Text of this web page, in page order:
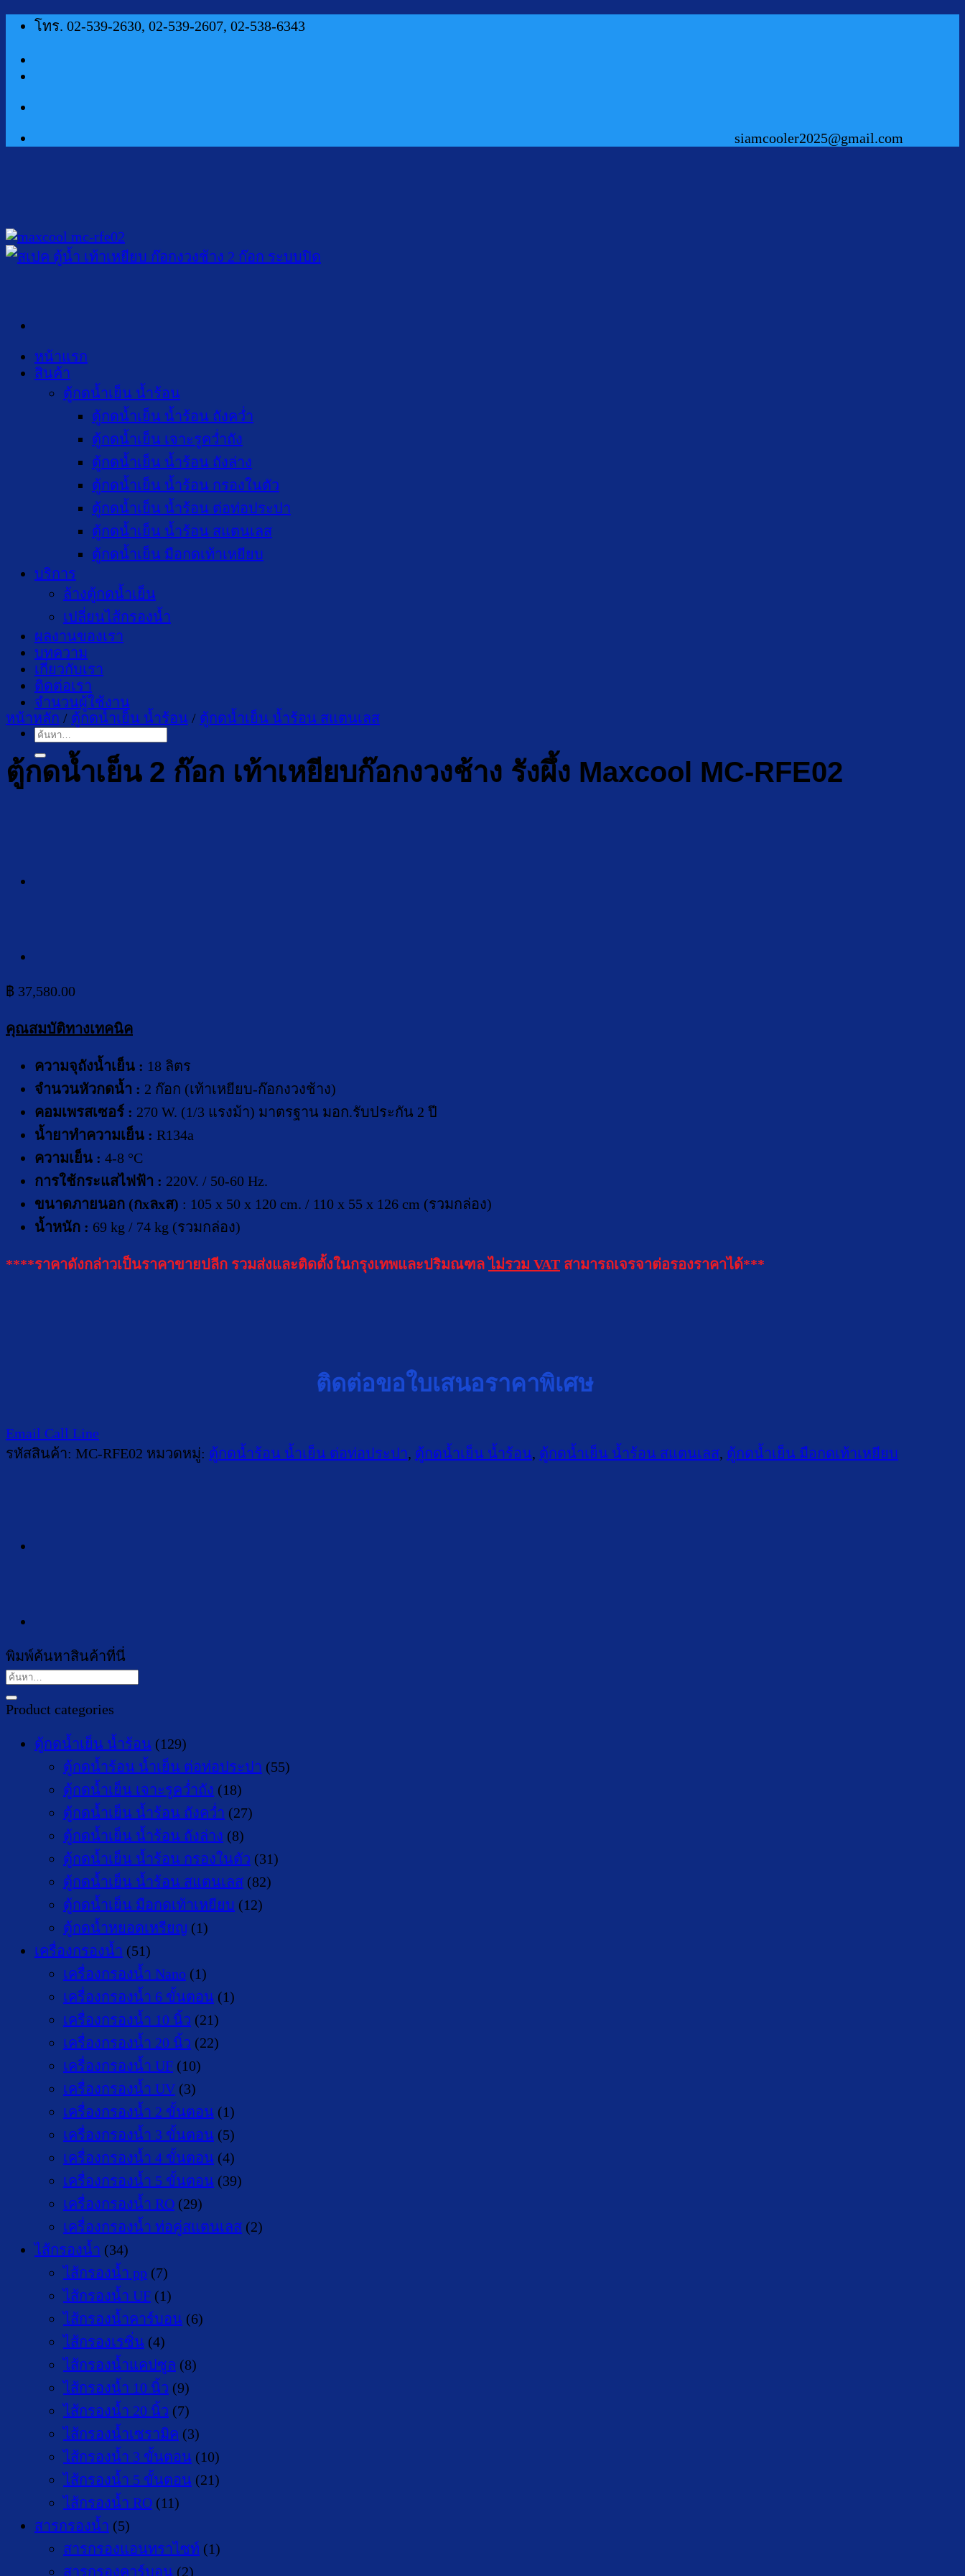
ข้าม โทร. 02-539-2630, 02-539-2607, 02-538-6343
siamcooler2025@gmail.com
หน้าแรก
สินค้า
ตู้กดน้ำเย็น น้ำร้อน
ตู้กดน้ำเย็น น้ำร้อน ถังคว่ำ
ตู้กดน้ำเย็น เจาะรูคว่ำถัง
ตู้กดน้ำเย็น น้ำร้อน ถังล่าง
ตู้กดน้ำเย็น น้ำร้อน กรองในตัว
ตู้กดน้ำเย็น น้ำร้อน ต่อท่อประปา
ตู้กดน้ำเย็น น้ำร้อน สแตนเลส
ตู้กดน้ำเย็น มือกดเท้าเหยียบ
บริการ
ล้างตู้กดน้ำเย็น
เปลี่ยนไส้กรองน้ำ
ผลงานของเรา
บทความ
เกี่ยวกับเรา
ติดต่อเรา
จำนวนผู้ใช้งาน
ค้นหา:
หน้าหลัก / ตู้กดน้ำเย็น น้ำร้อน / ตู้กดน้ำเย็น น้ำร้อน สแตนเลส
ตู้กดน้ำเย็น 2 ก๊อก เท้าเหยียบก๊อกงวงช้าง รังผึ้ง Maxcool MC-RFE02
฿ 37,580.00
คุณสมบัติทางเทคนิค
ความจุถังน้ำเย็น : 18 ลิตร
จำนวนหัวกดน้ำ : 2 ก๊อก (เท้าเหยียบ-ก๊อกงวงช้าง)
คอมเพรสเซอร์ : 270 W. (1/3 แรงม้า) มาตรฐาน มอก.รับประกัน 2 ปี
น้ำยาทำความเย็น : R134a
ความเย็น : 4-8 °C
การใช้กระแสไฟฟ้า : 220V. / 50-60 Hz.
ขนาดภายนอก (กxลxส) : 105 x 50 x 120 cm. / 110 x 55 x 126 cm (รวมกล่อง)
น้ำหนัก : 69 kg / 74 kg (รวมกล่อง)
****ราคาดังกล่าวเป็นราคาขายปลีก รวมส่งและติดตั้งในกรุงเทพและปริมณฑลไม่รวม VAT สามารถเจรจาต่อรองราคาได้***
ติดต่อขอใบเสนอราคาพิเศษ
Email Call Line
รหัสสินค้า: MC-RFE02 หมวดหมู่: ตู้กดน้ำร้อน น้ำเย็น ต่อท่อประปา, ตู้กดน้ำเย็น น้ำร้อน, ตู้กดน้ำเย็น น้ำร้อน สแตนเลส, ตู้กดน้ำเย็น มือกดเท้าเหยียบ
พิมพ์ค้นหาสินค้าที่นี่
ค้นหา:
Product categories
ตู้กดน้ำเย็น น้ำร้อน (129)
ตู้กดน้ำร้อน น้ำเย็น ต่อท่อประปา (55)
ตู้กดน้ำเย็น เจาะรูคว่ำถัง (18)
ตู้กดน้ำเย็น น้ำร้อน ถังคว่ำ (27)
ตู้กดน้ำเย็น น้ำร้อน ถังล่าง (8)
ตู้กดน้ำเย็น น้ำร้อน กรองในตัว (31)
ตู้กดน้ำเย็น น้ำร้อน สแตนเลส (82)
ตู้กดน้ำเย็น มือกดเท้าเหยียบ (12)
ตู้กดน้ำหยอดเหรียญ (1)
เครื่องกรองน้ำ (51)
เครื่องกรองน้ำ Nano (1)
เครื่องกรองน้ำ 6 ขั้นตอน (1)
เครื่องกรองน้ำ 10 นิ้ว (21)
เครื่องกรองน้ำ 20 นิ้ว (22)
เครื่องกรองน้ำ UF (10)
เครื่องกรองน้ำ UV (3)
เครื่องกรองน้ำ 2 ขั้นตอน (1)
เครื่องกรองน้ำ 3 ขั้นตอน (5)
เครื่องกรองน้ำ 4 ขั้นตอน (4)
เครื่องกรองน้ำ 5 ขั้นตอน (39)
เครื่องกรองน้ำ RO (29)
เครื่องกรองน้ำ ท่อคู่สแตนเลส (2)
ไส้กรองน้ำ (34)
ไส้กรองน้ำ pp (7)
ไส้กรองน้ำ UF (1)
ไส้กรองน้ำคาร์บอน (6)
ไส้กรองเรซิ่น (4)
ไส้กรองน้ำแคปซูล (8)
ไส้กรองน้ำ 10 นิ้ว (9)
ไส้กรองน้ำ 20 นิ้ว (7)
ไส้กรองน้ำเซรามิค (3)
ไส้กรองน้ำ 3 ขั้นตอน (10)
ไส้กรองน้ำ 5 ขั้นตอน (21)
ไส้กรองน้ำ RO (11)
สารกรองน้ำ (5)
สารกรองแอนทราไซท์ (1)
สารกรองคาร์บอน (2)